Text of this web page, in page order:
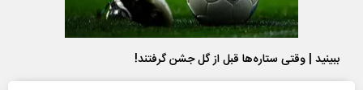
ببینید | وقتی ستاره‌ها قبل از گل جشن گرفتند!